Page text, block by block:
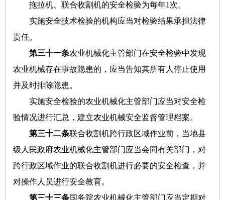
拖拉机、联合收割机的安全检验为每年1次。
实施安全技术检验的机构应当对检验结果承担法律
责任。
第三十一条农业机械化主管部门在安全检验中发现
农业机械存在事故隐患的，应当告知其所有人停止使用
并及时排除隐患。
实施安全检验的农业机械化主管部门应当对安全检
验情况进行汇总，建立农业机械安全监督管理档案。
第三十二条联合收割机跨行政区域作业前，当地县
级人民政府农业机械化主管部门应当会同有关部门，对
跨行政区域作业的联合收割机进行必要的安全检查，并
对操作人员进行安全教育。
第三十三条国务院农业机械化主管部门应当定期对